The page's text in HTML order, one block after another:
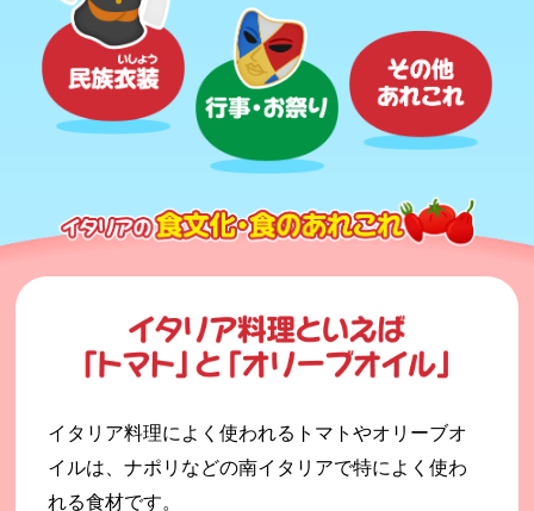
イタリア料理によく使われるトマトやオリーブオ
イルは、ナポリなどの南イタリアで特によく使わ
れる食材です。